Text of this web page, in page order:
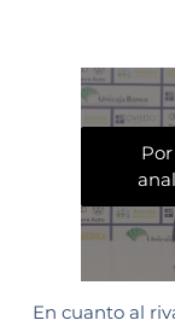
En cuanto al